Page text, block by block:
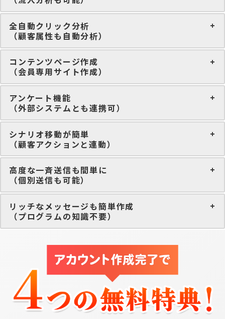
全自動クリック分析
（顧客属性も自動分析）
コンテンツページ作成
（会員専用サイト作成）
アンケート機能
（外部システムとも連携可）
シナリオ移動が簡単
（顧客アクションと連動）
高度な一斉送信も間単に
（個別送信も可能）
リッチなメッセージも簡単作成
（プログラムの知識不要）